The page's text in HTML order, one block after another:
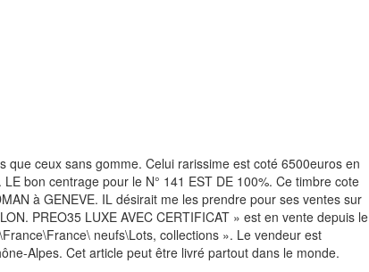
ceux sans gomme. Celui rarissime est coté 6500euros en
bon centrage pour le N° 141 EST DE 100%. Ce timbre cote
à GENEVE. IL désirait me les prendre pour ses ventes sur
PREO35 LUXE AVEC CERTIFICAT » est en vente depuis le
neufs\Lots, collections ». Le vendeur est
Alpes. Cet article peut être livré partout dans le monde.